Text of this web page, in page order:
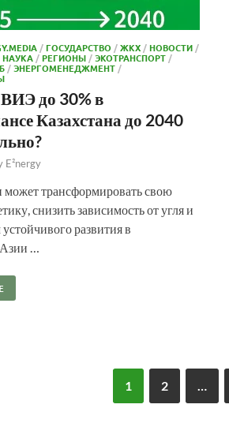
/ГОСУДАРСТВО /ЖКХ /НОВОСТИ /
НАУКА /РЕГИОНЫ /ЭКОТРАНСПОРТ /
/ЭНЕРГОМЕНЕДЖМЕНТ /
до 30% в
Казахстана до 2040
E²nergy
может трансформировать свою
снизить зависимость от угля и
развития в
…
1 2